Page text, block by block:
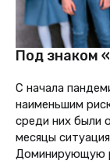
Под знаком
С начала
наименьшим
среди них были
месяцы
Доминирующую